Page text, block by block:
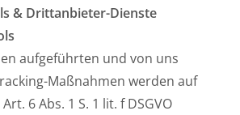
& Drittanbieter-Dienste
aufgeführten und von uns
Maßnahmen werden auf
6 Abs. 1 S. 1 lit. f DSGVO